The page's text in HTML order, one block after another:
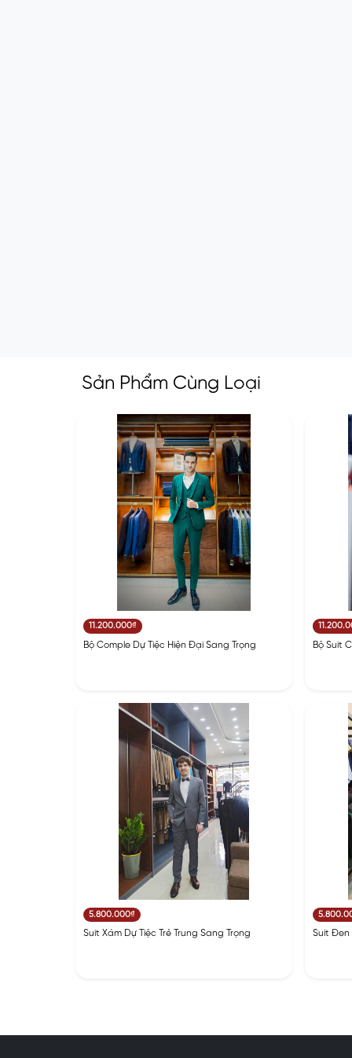
Sản Phẩm Cùng Loại
11.200.000₫
Bộ Comple Dự Tiệc Hiện Đại Sang Trọng Bộ Suit
5.800.000₫
Suit Xám Dự Tiệc Trẻ Trung Sang Trọng Suit Đen